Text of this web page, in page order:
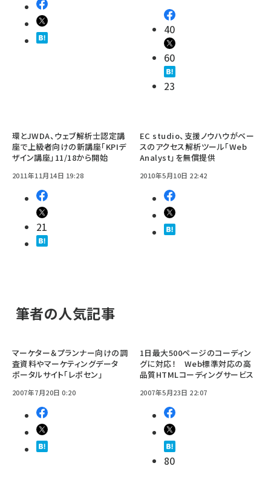
40
60
23
環とJWDA、ウェブ解析士認定講
座で上級者向けの新講座「KPIデ
ザイン講座」11/18から開始
2011年11月14日 19:28
21
EC studio、支援ノウハウがベー
スのアクセス解析ツール「Web
Analyst」を無償提供
2010年5月10日 22:42
筆者の人気記事
マーケター＆プランナー向けの調
査資料やマーケティングデータ
ポータルサイト「レポセン」
2007年7月20日 0:20
1日最大500ページのコーディン
グに対応！ Web標準対応の高
品質HTMLコーディングサービス
2007年5月23日 22:07
80